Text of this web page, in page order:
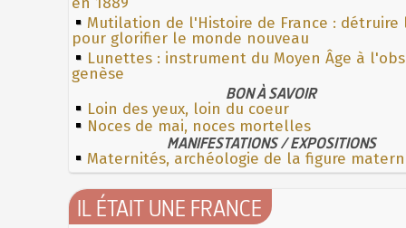
Mutilation de l'Histoire de France : détruire
pour glorifier le monde nouveau
Lunettes : instrument du Moyen Âge à
genèse
BON À SAVOIR
Loin des yeux, loin du coeur
Noces de mai, noces mortelles
MANIFESTATIONS / EXPOSITIONS
Maternités, archéologie de la figure
IL ÉTAIT UNE FRANCE